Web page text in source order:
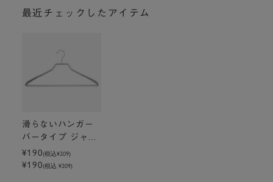
最近チェックしたアイテム
滑らないハンガー
バータイプ ジャケ
ット用メンズ グレ
ー
¥190(税込¥209)
¥190(税込 ¥209)